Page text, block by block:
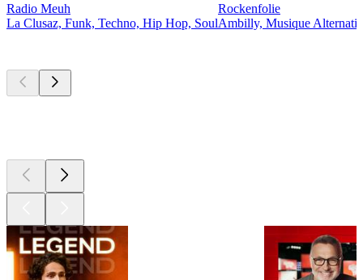
Radio Meuh
La Clusaz, Funk, Techno, Hip Hop, Soul
Rockenfolie
Ambilly, Musique